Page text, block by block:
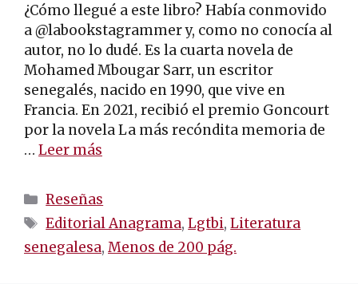
¿Cómo llegué a este libro? Había conmovido
a @labookstagrammer y, como no conocía al
autor, no lo dudé. Es la cuarta novela de
Mohamed Mbougar Sarr, un escritor
senegalés, nacido en 1990, que vive en
Francia. En 2021, recibió el premio Goncourt
por la novela La más recóndita memoria de
… Leer más
Categorías
Reseñas
Etiquetas
Editorial Anagrama,Lgtbi,Literatura
senegalesa, Menos de 200 pág.